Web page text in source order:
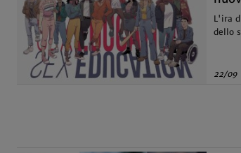
L'ira
dello
22/09